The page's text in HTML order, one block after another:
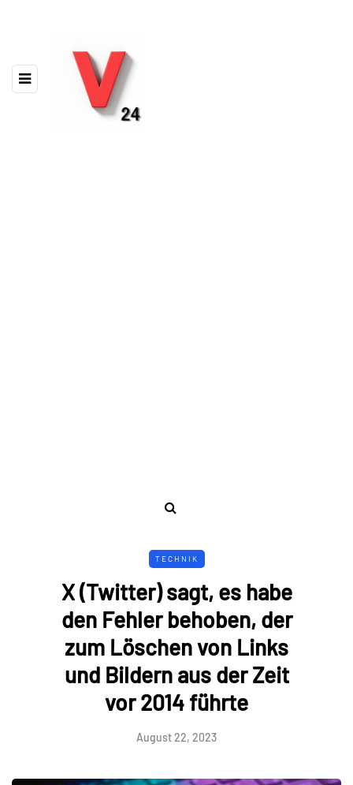
TECHNIK
X (Twitter) sagt, es habe
den Fehler behoben, der
zum Löschen von Links
und Bildern aus der Zeit
vor 2014 führte
August 22, 2023